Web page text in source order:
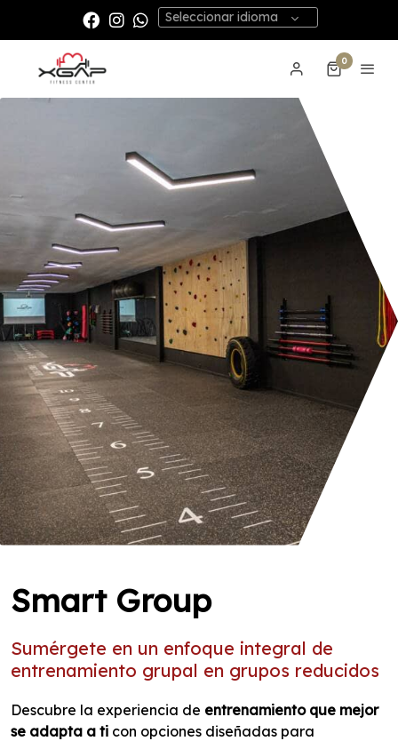
Seleccionar idioma
0
Smart Group
Sumérgete en un enfoque integral de
entrenamiento grupal en grupos reducidos
Descubre la experiencia de entrenamiento que mejor
se adapta a ti con opciones diseñadas para